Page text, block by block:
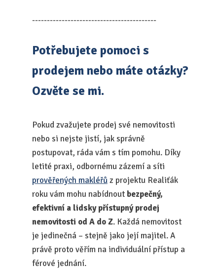
------------------------------------------
Potřebujete pomoci s
prodejem nebo máte otázky?
Ozvěte se mi.
Pokud zvažujete prodej své nemovitosti
nebo si nejste jistí, jak správně
postupovat, ráda vám s tím pomohu. Díky
letité praxi, odbornému zázemí a síti
prověřených makléřůz projektu Realiťák
roku vám mohu nabídnout bezpečný,
efektivní a lidsky přístupný prodej
nemovitosti od A do Z. Každá nemovitost
je jedinečná – stejně jako její majitel. A
právě proto věřím na individuální přístup a
férové jednání.